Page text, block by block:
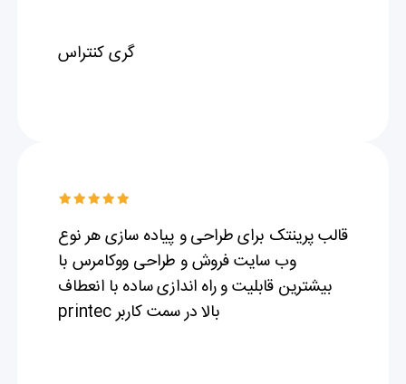
گری کنتراس
قالب پرینتک برای طراحی و پیاده سازی هر نوع
وب سایت فروش و طراحی ووکامرس با
بیشترین قابلیت و راه اندازی ساده با انعطاف
بالا در سمت کاربر printec